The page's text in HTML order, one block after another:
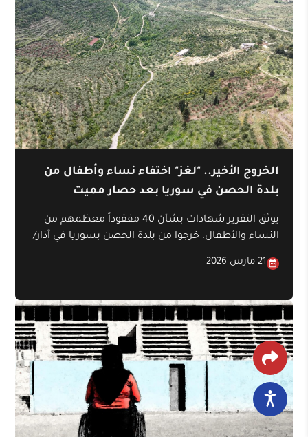
بإمكانية بناء منازل عليها، رغم أنها لم تحصل على
تراخيص بناء في بعض هذه الأراضي.
الخروج الأخير.. "لغز" اختفاء نساء وأطفال من
بلدة الحصن في سوريا بعد حصار مميت
يوثق التقرير شهادات بشأن 40 مفقوداً معظمهم من
النساء والأطفال، خرجوا من بلدة الحصن بسوريا في آذار/
من فُقدوا، ويكشف تفاصيل ما حدث قبل اختفائهم.
21 مارس 2026